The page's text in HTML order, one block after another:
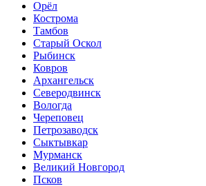
Орёл
Кострома
Тамбов
Старый Оскол
Рыбинск
Ковров
Архангельск
Северодвинск
Вологда
Череповец
Петрозаводск
Сыктывкар
Мурманск
Великий Новгород
Псков